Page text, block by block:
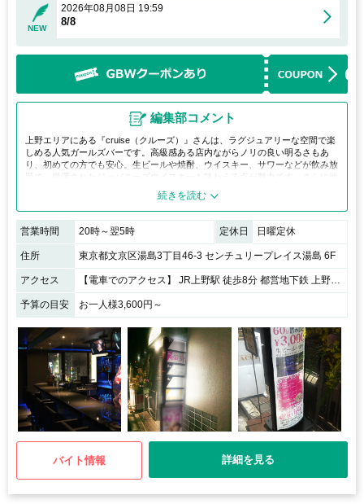
NEW
2026年08月08日 19:59
8/8
編集部コメント
上野エリアにある『cruise（クルーズ）』さんは、ラグジュアリーな空間で楽
しめる人気ガールズバーです。高級感ある店内ながらノリの良い明るさもあ
り、初めての方でも安心。生ビールや焼酎、ウイスキー、サワーなどが飲み放
題で、厳選されたジャパニーズウイスキーも味わえる点が魅力です。さらに地
域最安値の価格設定でコストパフォーマンスも抜群。20代中心の個性豊かなキ
ャストが揃い、非日常感と華やかさを気軽に堪能できるお店です。
営業時間 20時～翌5時 定休日 日曜定休
住所 東京都文京区湯島3丁目46-3 センチュリープレイス湯島 6F
アクセス 【電車でのアクセス】 JR上野駅 徒歩8分 都営地下鉄 上野御徒町駅/営団地下鉄 上野広小路駅 徒歩5分 JR御徒町駅 徒歩５分 東京メトロ千代田線湯島駅 2番出口徒歩30秒 【徒歩でのアクセス】 上野方面（仲町通り）から春日通り沿いをまっすぐきます。 すしざんまい湯島店が右側に見えますのでそちらのビルの６Fになります。 入り口はすしざんまいの角を右に入っていきます。
予算の目安 お一人様3,600円～
バイト情報 詳細を見る